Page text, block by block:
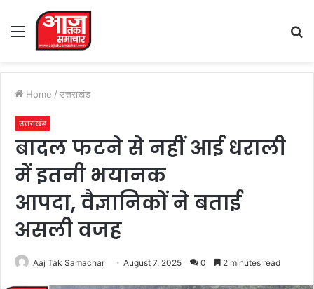
Menu
Home / उत्तराखंड
उत्तराखंड
बादल फटने से नहीं आई धराली
में इतनी भयानक
आपदा, वैज्ञानिकों ने बताई
असली वजह
Aaj Tak Samachar August 7, 2025 0 2 minutes read